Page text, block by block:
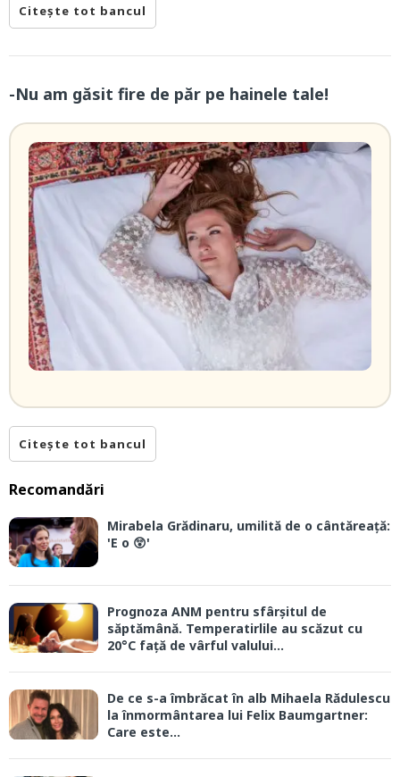
Citește tot bancul
-Nu am găsit fire de păr pe hainele tale!
Citește tot bancul
Recomandări
Mirabela Grădinaru, umilită de o cântăreață:
'E o 😲'
Prognoza ANM pentru sfârșitul de
săptămână. Temperatirlile au scăzut cu
20°C față de vârful valului...
De ce s-a îmbrăcat în alb Mihaela Rădulescu
la înmormântarea lui Felix Baumgartner:
Care este...